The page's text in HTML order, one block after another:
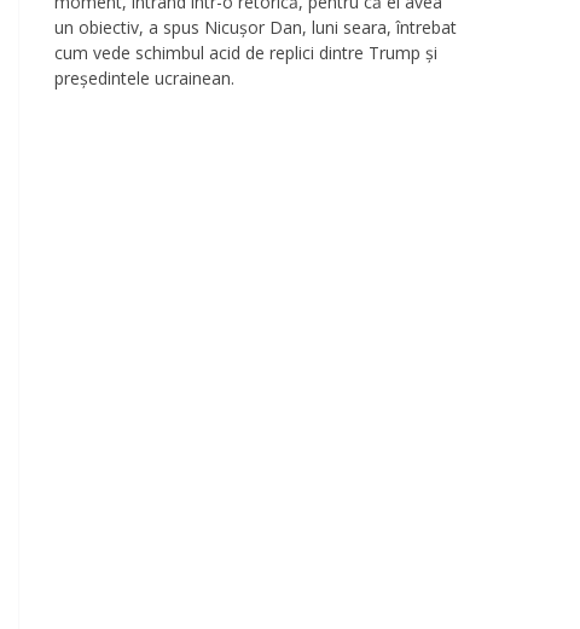
un obiectiv, a spus Nicuşor Dan, luni seara, întrebat
cum vede schimbul acid de replici dintre Trump şi
preşedintele ucrainean.